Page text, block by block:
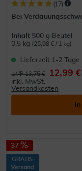
(17)
Bei
Inhalt 500 g Beutel
0.5 kg (25,98 € / 1 kg)
Lieferzeit 1-2 Tage
UVP 13,75 € 12,99 €
inkl. MwSt.
Versandkosten
37
GRATIS
Versand